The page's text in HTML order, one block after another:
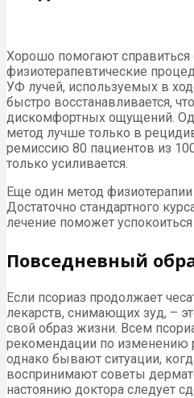
Хорошо помогают справиться
физиотерапевтические
УФ лучей, используемых в
быстро восстанавливается,
дискомфортных ощущений.
метод лучше только в
ремиссию 80 пациентов из
только усиливается.
Еще один метод физиотерапии
Достаточно стандартного
лечение поможет
Повседневный
Если псориаз продолжает
лекарств, снимающих зуд, –
свой образ жизни. Всем
рекомендации по изменению
однако бывают ситуации,
воспринимают советы
настоянию доктора следует